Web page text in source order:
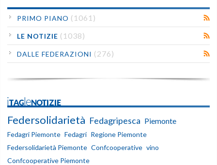
PRIMO PIANO (1061)
LE NOTIZIE (1038)
DALLE FEDERAZIONI (276)
iTAGleNOTIZIE
Federsolidarietà Fedagripesca Piemonte
Fedagri Piemonte Fedagri Regione Piemonte
Federsolidarietà Piemonte Confcooperative vino
Confcooperative Piemonte